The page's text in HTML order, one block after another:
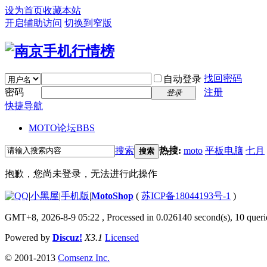
设为首页收藏本站
开启辅助访问 切换到窄版
自动登录 找回密码
密码
登录
注册
快捷导航
MOTO论坛BBS
搜索 搜索 热搜: moto 平板电脑 七月
抱歉，您尚未登录，无法进行此操作
|小黑屋|手机版|MotoShop ( 苏ICP备18044193号-1 )
GMT+8, 2026-8-9 05:22 , Processed in 0.026140 second(s), 10
Powered by Discuz! X3.1 Licensed
© 2001-2013 Comsenz Inc.